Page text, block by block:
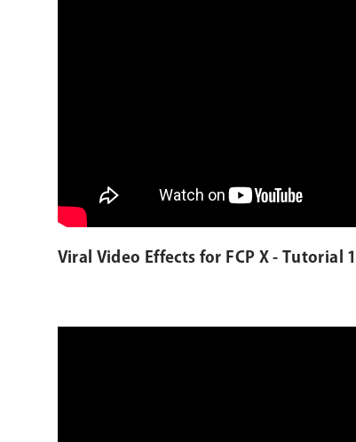
Viral Video Effects for FCP X - Tutorial 1